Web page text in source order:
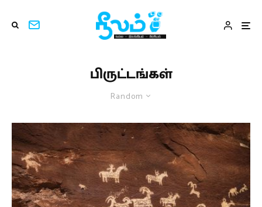
பிருட்டங்கள்
Random